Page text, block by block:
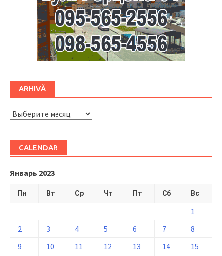
ARHIVĂ
ARHIVĂ
CALENDAR
Январь 2023
Пн Вт Ср Чт Пт Сб Вс
1
2
3 4 5 6 7
8
9
10 11 12 13 14
15